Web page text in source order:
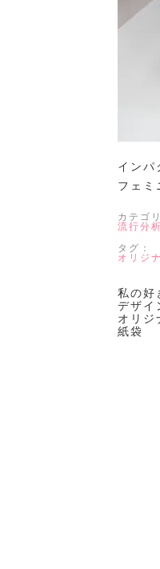
インパ
フェミ
カテゴ
流行分析
タグ：
オリジ
私の好
デザイ
オリジ
紙袋